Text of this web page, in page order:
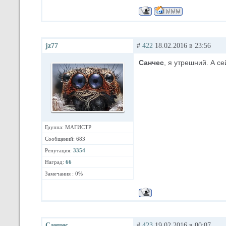
jz77
Группа: МАГИСТР
Сообщений: 683
Репутация: 3354
Наград: 66
Замечания : 0%
# 422 18.02.2016 в 23:56
Санчес , я утрешний. А